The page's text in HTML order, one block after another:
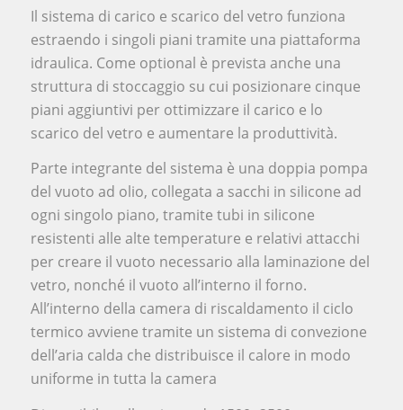
Il sistema di carico e scarico del vetro funziona
estraendo i singoli piani tramite una piattaforma
idraulica. Come optional è prevista anche una
struttura di stoccaggio su cui posizionare cinque
piani aggiuntivi per ottimizzare il carico e lo
scarico del vetro e aumentare la produttività.
Parte integrante del sistema è una doppia pompa
del vuoto ad olio, collegata a sacchi in silicone ad
ogni singolo piano, tramite tubi in silicone
resistenti alle alte temperature e relativi attacchi
per creare il vuoto necessario alla laminazione del
vetro, nonché il vuoto all’interno il forno.
All’interno della camera di riscaldamento il ciclo
termico avviene tramite un sistema di convezione
dell’aria calda che distribuisce il calore in modo
uniforme in tutta la camera